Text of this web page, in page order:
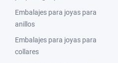
Embalajes para joyas para
anillos
Embalajes para joyas para
collares